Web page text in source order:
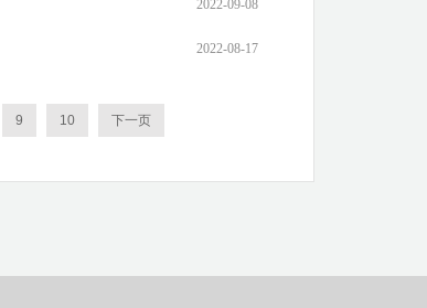
2022-09-08
2022-08-17
9 10 下一页